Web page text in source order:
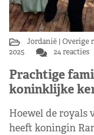
Jordanië Overige
2025
24 reacties
Prachtige
koninklijke
Hoewel de royals
heeft koningin